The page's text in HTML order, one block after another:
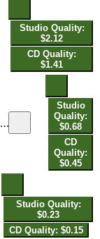
Studio Quality:
$2.12
CD Quality:
$1.41
Studio
Quality:
$0.68
CD
Quality:
$0.45
Studio Quality:
$0.23
CD Quality: $0.15